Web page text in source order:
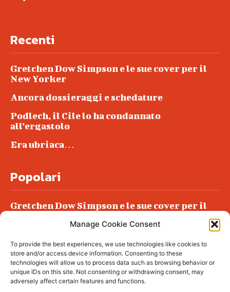
Manage Cookie Consent
To provide the best experiences, we use technologies like cookies to
store and/or access device information. Consenting to these
technologies will allow us to process data such as browsing behavior or
unique IDs on this site. Not consenting or withdrawing consent, may
adversely affect certain features and functions.
Recenti
Gretchen Dow Simpson e le sue cover per il
New Yorker
Ancora dossieraggi e schedature
Podlech, il Cile lo ha condannato
all’ergastolo
Era ubriaca…
Popolari
Gretchen Dow Simpson e le sue cover per il
Podlech, il Cile lo ha condannato
all’ergastolo
Era ubriaca…